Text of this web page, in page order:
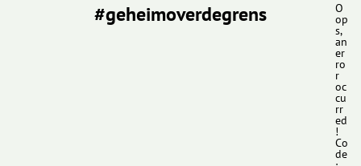
#geheimoverdegrens O
op
s,
an
er
ro
r
oc
cu
rr
ed
!
Co
de